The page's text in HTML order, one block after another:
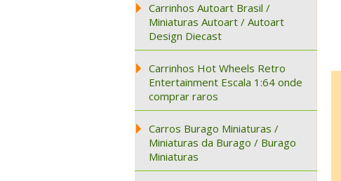
Carrinhos Autoart Brasil /
Miniaturas Autoart / Autoart
Design Diecast
Carrinhos Hot Wheels Retro
Entertainment Escala 1:64 onde
comprar raros
Carros Burago Miniaturas /
Miniaturas da Burago / Burago
Miniaturas